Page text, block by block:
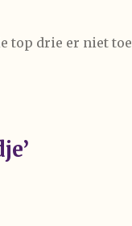
top drie er niet toe